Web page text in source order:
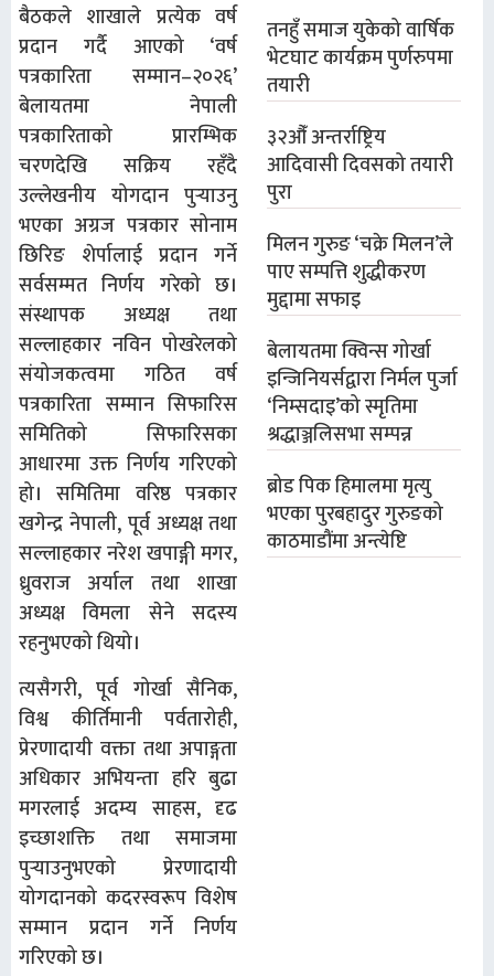
बैठकले शाखाले प्रत्येक वर्ष
प्रदान गर्दै आएको ‘वर्ष
पत्रकारिता सम्मान–२०२६’
बेलायतमा नेपाली
पत्रकारिताको प्रारम्भिक
चरणदेखि सक्रिय रहँदै
उल्लेखनीय योगदान पुर्‍याउनु
भएका अग्रज पत्रकार सोनाम
छिरिङ शेर्पालाई प्रदान गर्ने
सर्वसम्मत निर्णय गरेको छ।
संस्थापक अध्यक्ष तथा
सल्लाहकार नविन पोखरेलको
संयोजकत्वमा गठित वर्ष
पत्रकारिता सम्मान सिफारिस
समितिको सिफारिसका
आधारमा उक्त निर्णय गरिएको
हो। समितिमा वरिष्ठ पत्रकार
खगेन्द्र नेपाली, पूर्व अध्यक्ष तथा
सल्लाहकार नरेश खपाङ्गी मगर,
ध्रुवराज अर्याल तथा शाखा
अध्यक्ष विमला सेने सदस्य
रहनुभएको थियो।
त्यसैगरी, पूर्व गोर्खा सैनिक,
विश्व कीर्तिमानी पर्वतारोही,
प्रेरणादायी वक्ता तथा अपाङ्गता
अधिकार अभियन्ता हरि बुढा
मगरलाई अदम्य साहस, दृढ
इच्छाशक्ति तथा समाजमा
पुर्‍याउनुभएको प्रेरणादायी
योगदानको कदरस्वरूप विशेष
सम्मान प्रदान गर्ने निर्णय
गरिएको छ।
तनहुँ समाज युकेको वार्षिक
भेटघाट कार्यक्रम पुर्णरुपमा
तयारी
३२औँ अन्तर्राष्ट्रिय
आदिवासी दिवसको तयारी
पुरा
मिलन गुरुङ ‘चक्रे मिलन’ले
पाए सम्पत्ति शुद्धीकरण
मुद्दामा सफाइ
बेलायतमा क्विन्स गोर्खा
इन्जिनियर्सद्वारा निर्मल पुर्जा
‘निम्सदाइ’को स्मृतिमा
श्रद्धाञ्जलिसभा सम्पन्न
ब्रोड पिक हिमालमा मृत्यु
भएका पुरबहादुर गुरुङको
काठमाडौंमा अन्त्येष्टि